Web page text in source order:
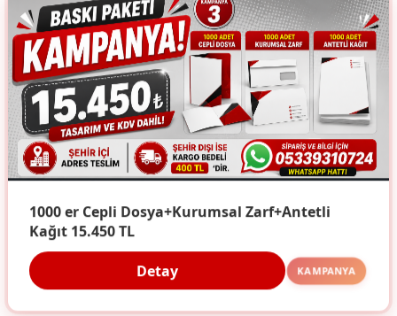
1000 er Cepli Dosya+Kurumsal Zarf+Antetli
Kağıt 15.450 TL
Detay KAMPANYA